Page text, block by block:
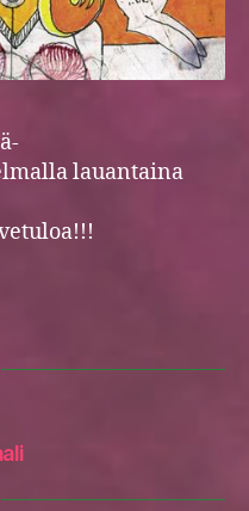
lauantaina